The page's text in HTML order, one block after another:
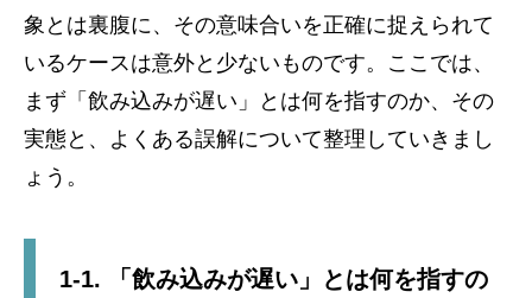
象とは裏腹に、その意味合いを正確に捉えられて
いるケースは意外と少ないものです。ここでは、
まず「飲み込みが遅い」とは何を指すのか、その
実態と、よくある誤解について整理していきまし
ょう。
1-1. 「飲み込みが遅い」とは何を指すの